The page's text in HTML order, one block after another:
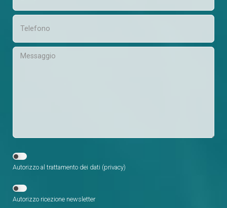
Autorizzo al trattamento dei dati (privacy)
Autorizzo ricezione newsletter